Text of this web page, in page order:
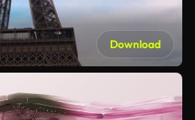
Download